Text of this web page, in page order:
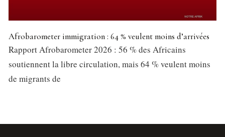
Afrobarometer immigration : 64 % veulent moins d’arrivées
Rapport Afrobarometer 2026 : 56 % des Africains
soutiennent la libre circulation, mais 64 % veulent moins
de migrants de